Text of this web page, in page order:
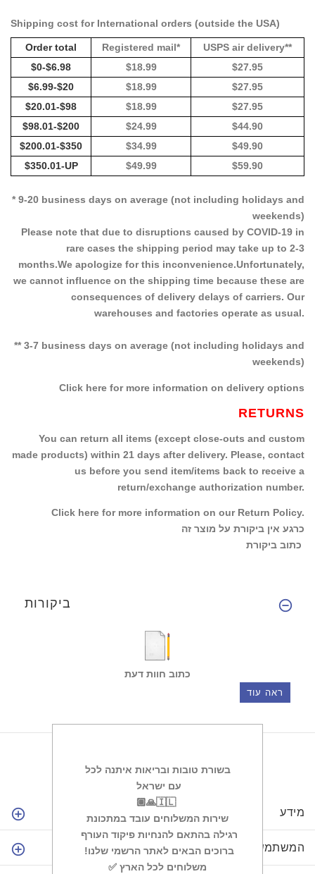
Shipping cost for International orders (outside the USA)
Order total Registered mail*
USPS air delivery**
$0-$6.98
$18.99
$27.95
$6.99-$20
$18.99
$27.95
$20.01-$98
$18.99
$27.95
$98.01-$200
$24.99
$44.90
$200.01-$350
$34.99
$49.90
$350.01-UP
$49.99 $59.90
* 9-20 business days on average (not including holidays and
weekends)
Please note that due to disruptions caused by COVID-19 in
rare cases the shipping period may take up to 2-3
months.We apologize for this inconvenience.Unfortunately,
we cannot influence on the shipping time because these are
consequences of delivery delays of carriers. Our
warehouses and factories operate as usual.
** 3-7 business days on average (not including holidays and
weekends)
Click here for more information on delivery options
RETURNS
You can return all items (except close-outs and custom
made products) within 21 days after delivery. Please, contact
us before you send item/items back to receive a
return/exchange authorization number.
Click here for more information on our Return Policy.
כרגע אין ביקורת על מוצר זה
ביקורות
כתוב חוות דעת
ראה עוד
מידע
המשתמש שלי
בשורת טובות ובריאות איתנה לכל
עם ישראל ‏
שירות המשלוחים עובד במתכונת
רגילה בהתאם להנחיות פיקוד העורף ‏
ברוכים הבאים לאתר הרשמי שלנו! ‏
✅משלוחים לכל הארץ ‏